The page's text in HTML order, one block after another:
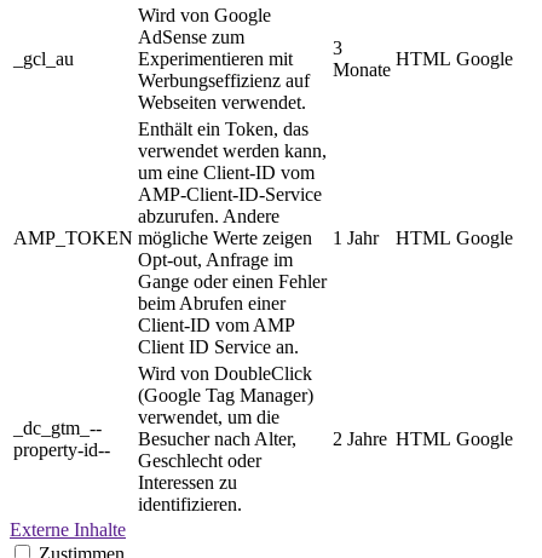
_gcl_au
Wird von Google
AdSense zum
Experimentieren mit
Werbungseffizienz auf
Webseiten verwendet.
3
Monate
HTML Google
AMP_TOKEN
Enthält ein Token, das
verwendet werden kann,
um eine Client-ID vom
AMP-Client-ID-Service
abzurufen. Andere
mögliche Werte zeigen
Opt-out, Anfrage im
Gange oder einen Fehler
beim Abrufen einer
Client-ID vom AMP
Client ID Service an.
1 Jahr HTML Google
_dc_gtm_--
property-id--
Wird von DoubleClick
(Google Tag Manager)
verwendet, um die
Besucher nach Alter,
Geschlecht oder
Interessen zu
identifizieren.
2 Jahre HTML Google
Externe Inhalte
Zustimmen